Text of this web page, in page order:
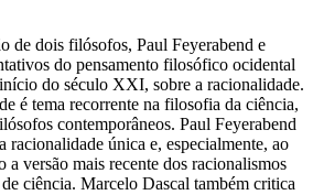
de dois filósofos, Paul Feyerabend e
do pensamento filosófico ocidental
do século XXI, sobre a racionalidade.
é tema recorrente na filosofia da ciência,
contemporâneos. Paul Feyerabend
racionalidade única e, especialmente, ao
versão mais recente dos racionalismos
ciência. Marcelo Dascal também critica